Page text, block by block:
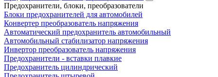
Предохранители, блоки, преобразователи
Блоки предохранителей для автомобилей
Конвертер преобразователь напряжения
Автоматический предохранитель автомобильный
Автомобильный стабилизатор напряжения
Инвертор преобразователь напряжения
Предохранители - вставки плавкие
Предохранитель цилиндрический